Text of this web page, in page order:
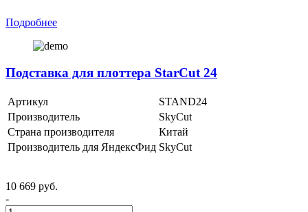
Подробнее
Подставка для плоттера StarCut 24
Артикул
STAND24
Производитель
SkyCut
Страна производителя
Китай
Производитель для ЯндексФид SkyCut
10 669 руб.
-